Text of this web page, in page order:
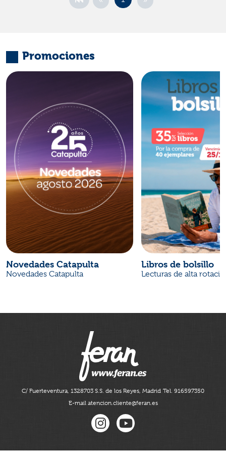
Promociones
Novedades Catapulta
Novedades Catapulta
Libros de bolsillo
Lecturas de alta
C/ Fuerteventura, 1328703 S.S. de los Reyes, Madrid Tel. 916597350
E-mail atencion.cliente@feran.es